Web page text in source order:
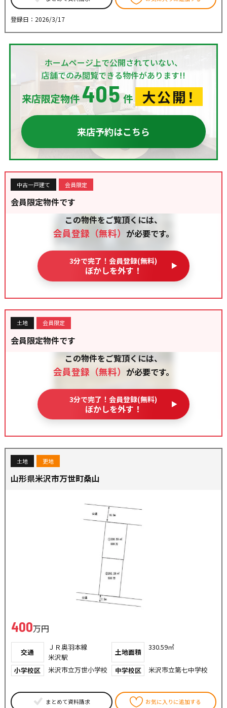
登録日：2026/3/17
ホームページ上で公開されていない、
店舗でのみ閲覧できる物件があります!!
来店限定物件 405件 大公開！
来店予約はこちら
中古一戸建て 会員限定
会員限定物件です
この物件をご覧頂くには、
会員登録（無料） が必要です。
3分で完了！会員登録(無料)
ぼかしを外す！
土地 会員限定
会員限定物件です
この物件をご覧頂くには、
会員登録（無料） が必要です。
3分で完了！会員登録(無料)
ぼかしを外す！
土地 更地
山形県米沢市万世町桑山
400万円
交通
ＪＲ奥羽本線
米沢駅
土地面積
330.59㎡
小学校区 米沢市立万世小学校 中学校区 米沢市立第七中学校
まとめて資料請求 お気に入りに追加する